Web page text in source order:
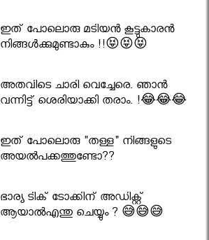
ഇത് പോലൊരു മടിയൻ കൂട്ടുകാരൻ
നിങ്ങൾക്കുമുണ്ടാകും !!😝😝😝
അതവിടെ ചാരി വെച്ചേരെ. ഞാൻ
വന്നിട്ട് ശെരിയാക്കി തരാം. !😂😂😂
ഇത് പോലൊരു "തള്ള" നിങ്ങളുടെ
അയല്‍പക്കത്തുണ്ടോ??
ഭാര്യ ടിക് ടോക്കിന് അഡിക്റ്റ്
ആയാൽഎന്തു ചെയ്യും ? 😅😅😅